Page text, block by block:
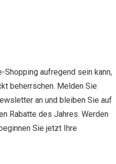
Shopping aufregend sein kann,
beherrschen. Melden Sie
an und bleiben Sie auf
Rabatte des Jahres. Werden
Sie jetzt Ihre